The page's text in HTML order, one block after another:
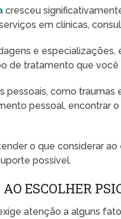
cresceu
em clínicas,
e especializações,
de tratamento que você
pessoais, como
pessoal, encontrar
o que considerar
possível.
ESCOLHER
atenção a alguns